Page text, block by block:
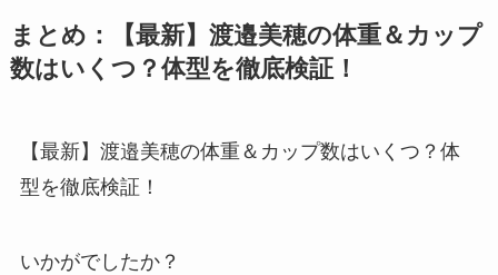
まとめ：【最新】渡邉美穂の体重＆カップ
数はいくつ？体型を徹底検証！
【最新】渡邉美穂の体重＆カップ数はいくつ？体
型を徹底検証！
いかがでしたか？